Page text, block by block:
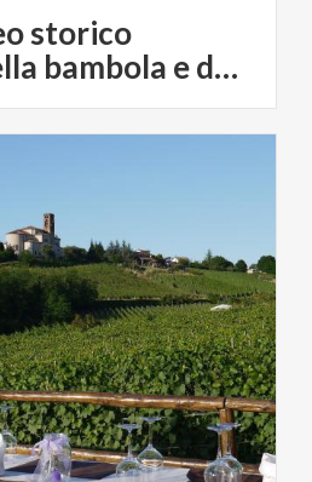
storico
culturale della bambola e del giocattolo